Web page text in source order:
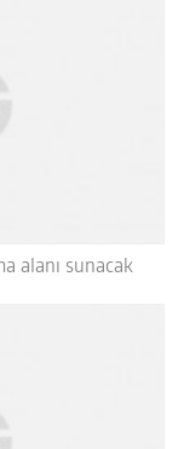
alanı sunacak